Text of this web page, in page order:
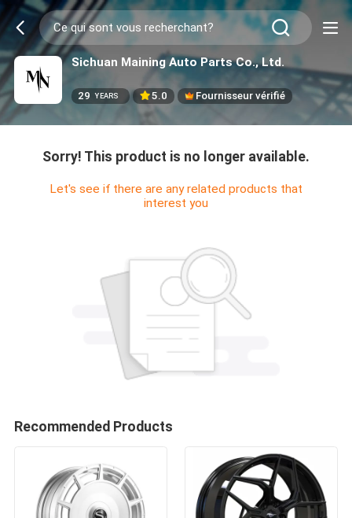
Sichuan Maining Auto Parts Co., Ltd.
29 YEARS 5.0 Fournisseur vérifié
Sorry! This product is no longer available.
Let's see if there are any related products that
interest you
Recommended Products